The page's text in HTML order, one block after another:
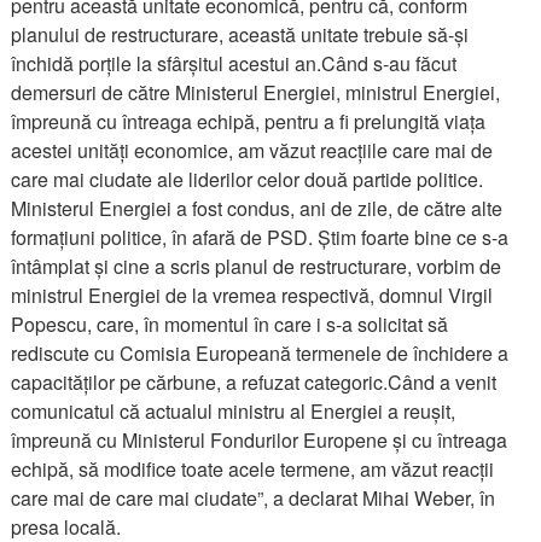
planului de restructurare, această unitate trebuie să-și
închidă porțile la sfârșitul acestui an.Când s-au făcut
demersuri de către Ministerul Energiei, ministrul Energiei,
împreună cu întreaga echipă, pentru a fi prelungită viața
acestei unități economice, am văzut reacțiile care mai de
care mai ciudate ale liderilor celor două partide politice.
Ministerul Energiei a fost condus, ani de zile, de către alte
formațiuni politice, în afară de PSD. Știm foarte bine ce s-a
întâmplat și cine a scris planul de restructurare, vorbim de
ministrul Energiei de la vremea respectivă, domnul Virgil
Popescu, care, în momentul în care i s-a solicitat să
rediscute cu Comisia Europeană termenele de închidere a
capacităților pe cărbune, a refuzat categoric.Când a venit
comunicatul că actualul ministru al Energiei a reușit,
împreună cu Ministerul Fondurilor Europene și cu întreaga
echipă, să modifice toate acele termene, am văzut reacții
care mai de care mai ciudate”, a declarat Mihai Weber, în
presa locală.